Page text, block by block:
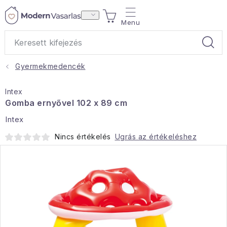
Ugrás
KOSÁR
Ajándékok
Otthoni illatok
Hobbi és kert
Gyermekmedencék
Intex
Gomba ernyővel 102 x 89 cm
Intex
Nincs értékelés Ugrás az értékeléshez